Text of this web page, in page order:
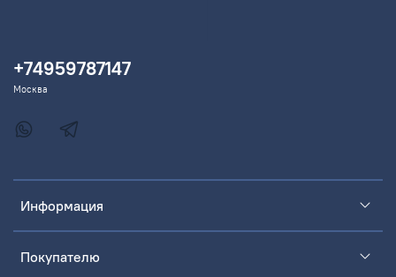
Информация
Покупателю
+74959787147
Москва